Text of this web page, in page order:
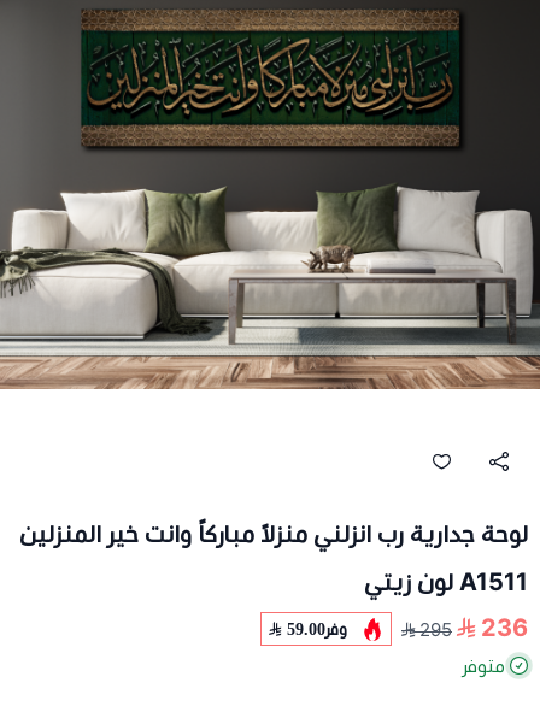
لوحة جدارية رب انزلني منزلاً مباركاً وانت خير المنزلين
A1511 لون زيتي
236
295 وفر59.00
متوفر